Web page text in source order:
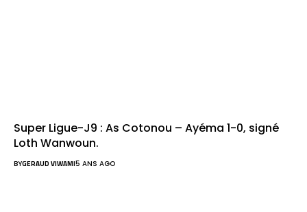
Super Ligue-J9 : As Cotonou – Ayéma 1-0, signé
Loth Wanwoun.
BYGERAUD VIWAMI5 ANS AGO